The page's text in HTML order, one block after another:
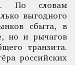
По словам
выгодного
сбыта, в
но и рычагов
транзита.
российских